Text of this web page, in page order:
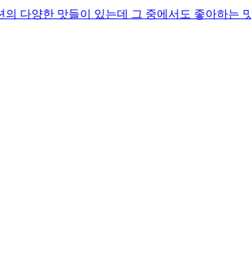
다양한 맛들이 있는데 그 중에서도 좋아하는